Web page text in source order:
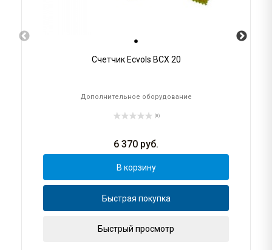
Счетчик Ecvols ВСХ 20
Дополнительное оборудование
(0)
6 370 руб.
В корзину
Быстрая покупка
Быстрый просмотр